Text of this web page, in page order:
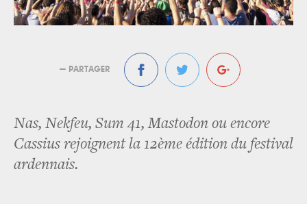
— PARTAGER
Nas, Nekfeu, Sum 41, Mastodon ou encore
Cassius rejoignent la 12ème édition du festival
ardennais.